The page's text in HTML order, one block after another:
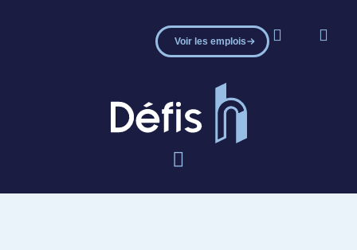
Voir les emplois